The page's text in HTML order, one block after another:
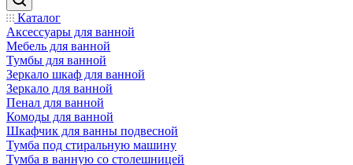
Каталог
Аксессуары для ванной
Мебель для ванной
Тумбы для ванной
Зеркало шкаф для ванной
Зеркало для ванной
Пенал для ванной
Комоды для ванной
Шкафчик для ванны подвесной
Тумба под стиральную машину
Тумба в ванную со столешницей